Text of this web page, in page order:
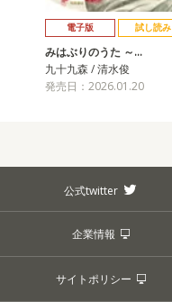
電子版 試し読み
みはぶりのうた ～…
九十九森 / 清水俊
発売日：2026.01.20
公式twitter
企業情報
サイトポリシー